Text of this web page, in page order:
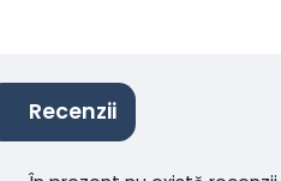
Recenzii